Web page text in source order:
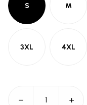
S M
3XL 4XL